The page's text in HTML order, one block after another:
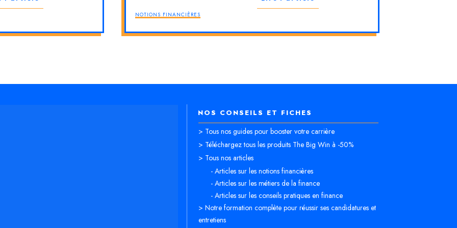
NOTIONS FINANCIÈRES
NOS CONSEILS ET FICHES
> Tous nos guides pour booster votre carrière
> Téléchargez tous les produits The Big Win à -50%
> Tous nos articles
- Articles sur les notions financières
- Articles sur les métiers de la finance
- Articles sur les conseils pratiques en finance
> Notre formation complète pour réussir ses candidatures et
entretiens